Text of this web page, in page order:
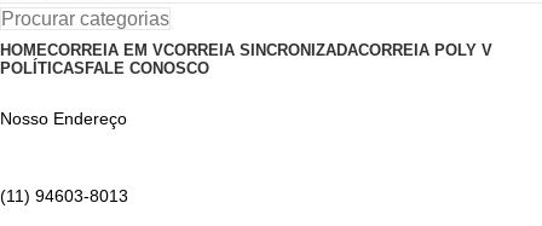
Procurar categorias
HOMECORREIA EM VCORREIA SINCRONIZADACORREIA POLY V
POLÍTICAS FALE CONOSCO
Nosso Endereço
(11) 94603-8013